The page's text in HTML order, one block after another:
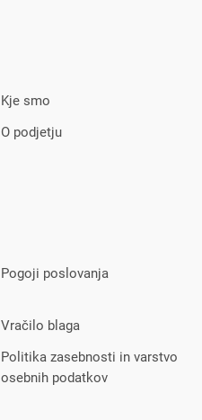
Kje smo
O podjetju
Pogoji poslovanja
Vračilo blaga
Politika zasebnosti in varstvo
osebnih podatkov